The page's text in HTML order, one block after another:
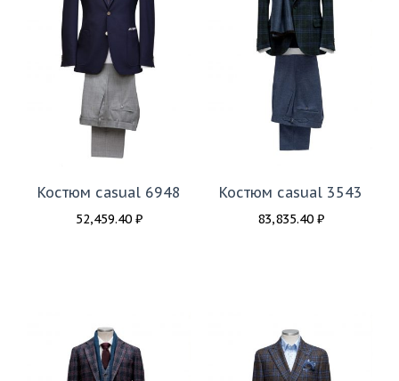
Костюм casual 6948
52,459.40 ₽
Костюм casual 3543
83,835.40 ₽